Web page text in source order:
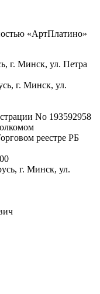
«АртПлатино»
г. Минск, ул. Петра
г. Минск, ул.
No 193592958
реестре РБ
г. Минск, ул.